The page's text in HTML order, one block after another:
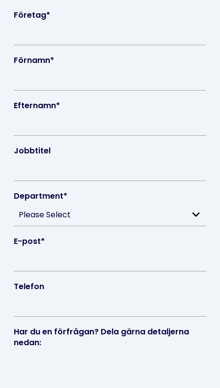
Företag*
Förnamn*
Efternamn*
Jobbtitel
Department*
E-post*
Telefon
Har du en förfrågan? Dela gärna detaljerna
nedan: